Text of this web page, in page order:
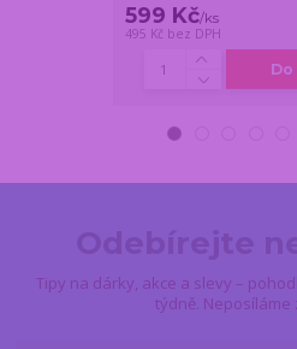
599 Kč/ks
495 Kč bez DPH
Tipy na dárky, akce a slevy –
týdně. Neposíláme